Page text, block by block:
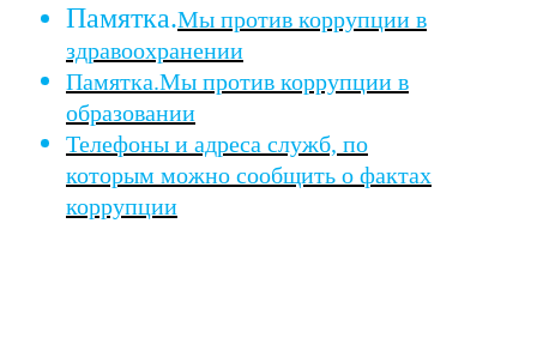
Памятка.Мы против коррупции в
здравоохранении
Памятка.Мы против коррупции в
образовании
Телефоны и адреса служб, по
которым можно сообщить о фактах
коррупции